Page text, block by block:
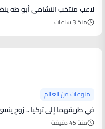
لاعب منتخب النشامى أبو طه
منذ 3 ساعات
منوعات من العالم
في طريقهما إلى تركيا .. زوج ينسى زوجته ويواصل الرحلة
منذ 45 دقيقة